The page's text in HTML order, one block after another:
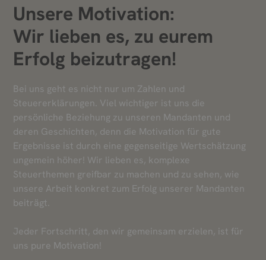
Unsere Motivation:
Wir lieben es, zu eurem
Erfolg beizutragen!
Bei uns geht es nicht nur um Zahlen und
Steuererklärungen. Viel wichtiger ist uns die
persönliche Beziehung zu unseren Mandanten und
deren Geschichten, denn die Motivation für gute
Ergebnisse ist durch eine gegenseitige Wertschätzung
ungemein höher! Wir lieben es, komplexe
Steuerthemen greifbar zu machen und zu sehen, wie
unsere Arbeit konkret zum Erfolg unserer Mandanten
beiträgt.
Jeder Fortschritt, den wir gemeinsam erzielen, ist für
uns pure Motivation!